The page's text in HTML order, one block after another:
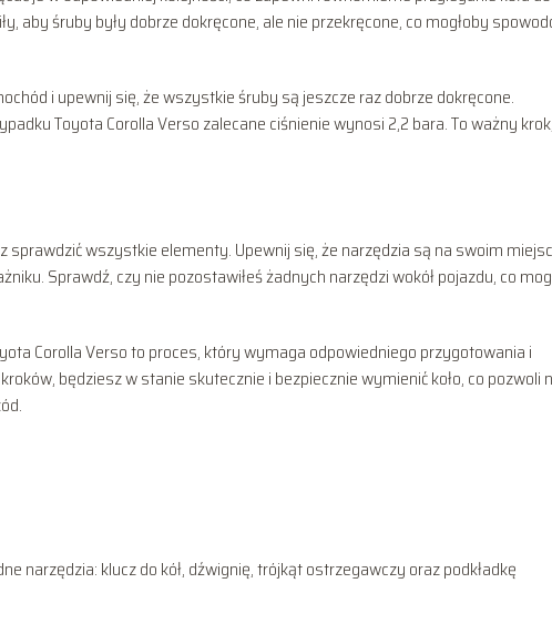
aby śruby były dobrze dokręcone, ale nie przekręcone, co mogłoby
i upewnij się, że wszystkie śruby są jeszcze raz dobrze dokręcone.
Toyota Corolla Verso zalecane ciśnienie wynosi 2,2 bara. To ważny krok,
sprawdzić wszystkie elementy. Upewnij się, że narzędzia są na swoim
Sprawdź, czy nie pozostawiłeś żadnych narzędzi wokół pojazdu, co
Corolla Verso to proces, który wymaga odpowiedniego przygotowania i
będziesz w stanie skutecznie i bezpiecznie wymienić koło, co pozwoli
narzędzia: klucz do kół, dźwignię, trójkąt ostrzegawczy oraz podkładkę